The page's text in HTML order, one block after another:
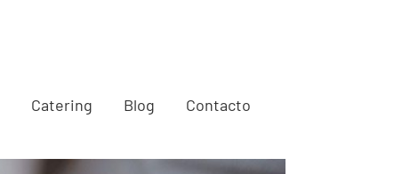
Catering Blog
Contacto